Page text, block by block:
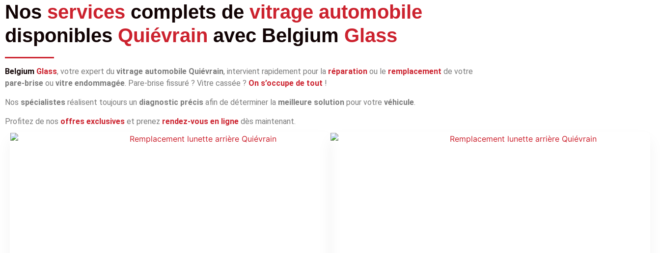
Nos services complets de vitrage automobile
disponibles Quiévrain avec Belgium Glass
Belgium Glass, votre expert du vitrage automobile Quiévrain, intervient rapidement pour la réparation ou le remplacement de votre
pare‑brise ou vitre endommagée . Pare‑brise fissuré ? Vitre cassée ? On s’occupe de tout !
Nos spécialistes réalisent toujours un diagnostic précis afin de déterminer la meilleure solution pour votre véhicule
Profitez de nos offres exclusives et prenez rendez‑vous en ligne dès maintenant.